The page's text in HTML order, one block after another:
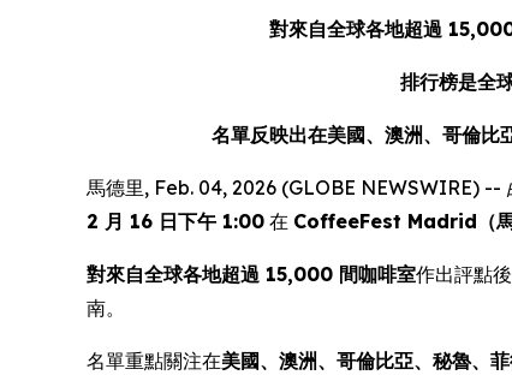
對來自全球各地超過
排行榜是全
名單反映出在美國、澳洲、哥倫比
馬德里, Feb. 04, 2026 (GLOBE NEWSWIRE) --
2 月 16 日下午 1:00 在 CoffeeFest Madrid（馬
對來自全球各地超過 15,000 間咖啡室作出評點
南。
名單重點關注在美國、澳洲、哥倫比亞、秘魯、